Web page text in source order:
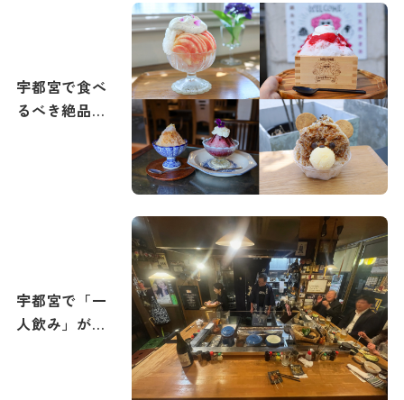
宇都宮で食べ
るべき絶品か
宇都宮で「一
人飲み」が楽